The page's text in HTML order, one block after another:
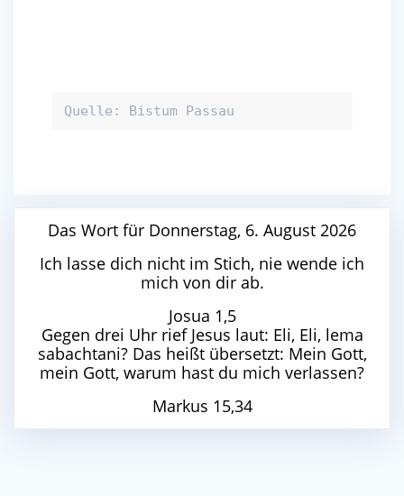
Quelle: Bistum Passau
Das Wort für Donnerstag, 6. August 2026
Ich lasse dich nicht im Stich, nie wende ich
mich von dir ab.
Josua 1,5
Gegen drei Uhr rief Jesus laut: Eli, Eli, lema
sabachtani? Das heißt übersetzt: Mein Gott,
mein Gott, warum hast du mich verlassen?
Markus 15,34